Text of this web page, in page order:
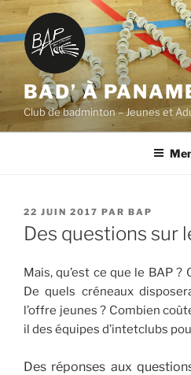
Aller
au
contenu
principal
BAD’ À
Club de badminton – Jeunes et
PUBLIÉ
LE
22 JUIN 2017 PAR BAP
Des questions sur
Mais, qu’est ce que le BAP
De quels créneaux
l’offre jeunes ? Combien
il des équipes d’intetclubs
Des réponses aux